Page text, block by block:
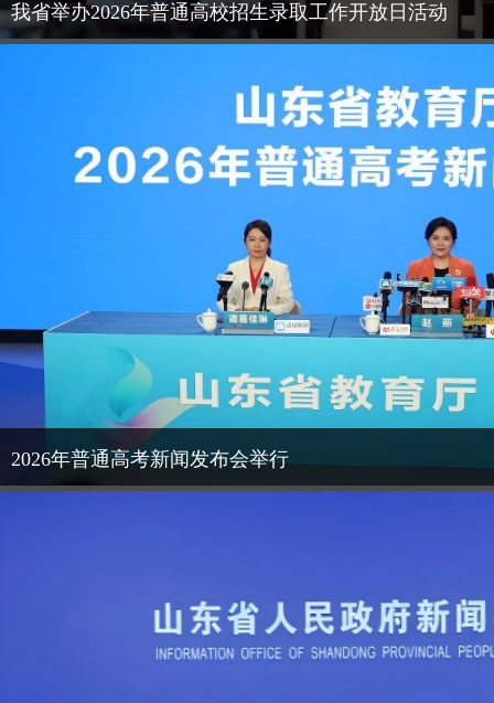
我省举办2026年普通高校招生录取工作开放日活动
2026年普通高考新闻发布会举行